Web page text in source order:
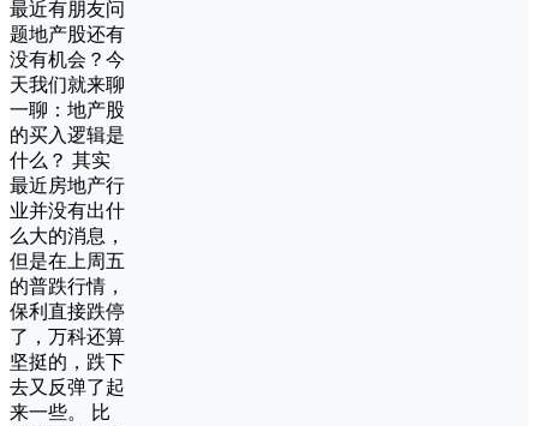
最近有朋友问
题地产股还有
没有机会？今
天我们就来聊
一聊：地产股
的买入逻辑是
什么？ 其实
最近房地产行
业并没有出什
么大的消息，
但是在上周五
的普跌行情，
保利直接跌停
了，万科还算
坚挺的，跌下
去又反弹了起
来一些。 比